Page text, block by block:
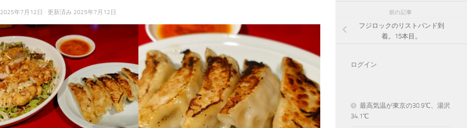
2025年7月12日 · 更新済み 2025年7月12日 前の記事
フジロックのリストバンド到
着。15本目。
ログイン
最高気温が東京の30.9℃、湯沢
34.1℃